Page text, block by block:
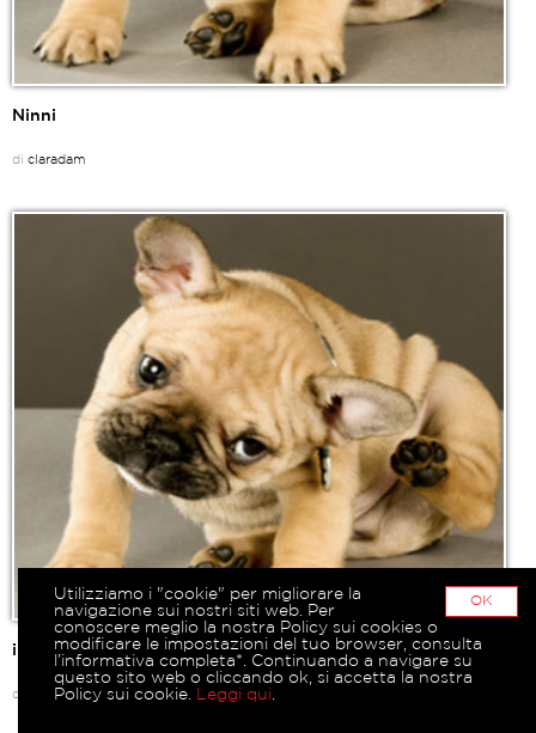
Ninni
di claradam
il mio gattino!
di
OK
Utilizziamo i "cookie" per migliorare la
navigazione sui nostri siti web. Per
conoscere meglio la nostra Policy sui cookies o
modificare le impostazioni del tuo browser, consulta
l’informativa completa*. Continuando a navigare su
questo sito web o cliccando ok, si accetta la nostra
Policy sui cookie.
Leggi qui